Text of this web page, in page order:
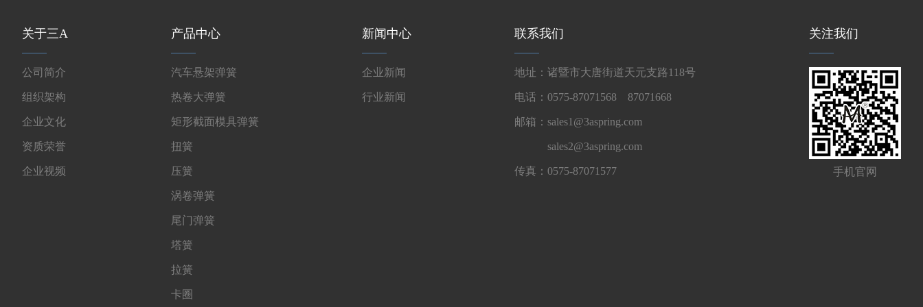
关于三A
公司简介
组织架构
企业文化
资质荣誉
企业视频
产品中心
汽车悬架弹簧
热卷大弹簧
矩形截面模具弹簧
扭簧
压簧
涡卷弹簧
尾门弹簧
塔簧
拉簧
卡圈
新闻中心
企业新闻
行业新闻
联系我们
地址：诸暨市大唐街道天元支路118号
电话：0575-87071568 87071668
邮箱：sales1@3aspring.com
sales2@3aspring.com
传真：0575-87071577
关注我们
手机官网